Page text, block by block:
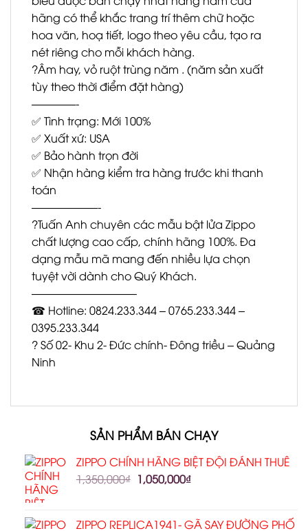
hãng có thể khắc trang trí thêm chữ hoặc
hoa văn, hoạ tiết, logo theo yêu cầu, tạo ra
nét riêng cho mỗi khách hàng.
?Âm hay, vỏ ruột trùng năm . (năm sản xuất
tùy theo thời điểm đặt hàng)
————-
✅ Tình trạng: Mới 100%
✅ Xuất xứ: USA
✅ Bảo hành trọn đời
✅ Nhận hàng kiểm tra hàng trước khi thanh
toán
——————-
?Tuấn Anh chuyên các mẫu bật lửa Zippo
chất lượng cao cấp, chính hãng 100%. Đa
dạng mẫu mã mang đến nhiều lựa chọn
tuyệt vời dành cho Quý Khách.
—————————–
☎ Hotline: 0824.233.344 – 0765.233.344 –
0395.233.344
? Số 02- Khu 2- Đức chính- Đông triều – Quảng
Ninh
SẢN PHẨM BÁN CHẠY
ZIPPO CHÍNH HÃNG BIỆT ĐỘI ĐÁNH THUÊ
1,350,000₫ 1,050,000₫
ZIPPO REPLICA1941- GÃ SAY ĐƯỜNG PHỐ